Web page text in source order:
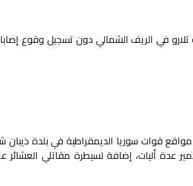
في الريف الشمالي دون تسجيل وقوع
قوات سوريا الديمقراطية في بلدة ذيبان
أليات، إضافة لسيطرة مقاتلي العشائر